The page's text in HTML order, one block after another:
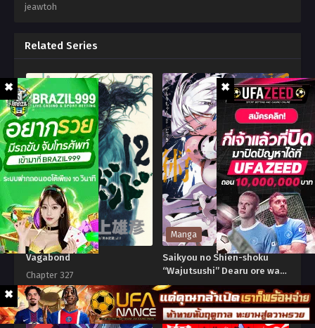
jeawtoh
Related Series
Manga
Vagabond
Chapter 327
9
Vagabond
Manga
Saikyou no Shien-shoku
“Wajutsushi” Dearu ore wa
Sekai Saikyou Kuran o
Shitagaeru นักพูดสุดโฉดสร้าง
แคลนสุดแกร่ง
Chapter 44
7.2